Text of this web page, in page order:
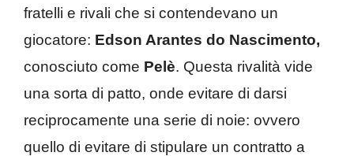
fratelli e rivali che si contendevano un
giocatore: Edson Arantes do Nascimento,
conosciuto come Pelè. Questa rivalità vide
una sorta di patto, onde evitare di darsi
reciprocamente una serie di noie: ovvero
quello di evitare di stipulare un contratto a